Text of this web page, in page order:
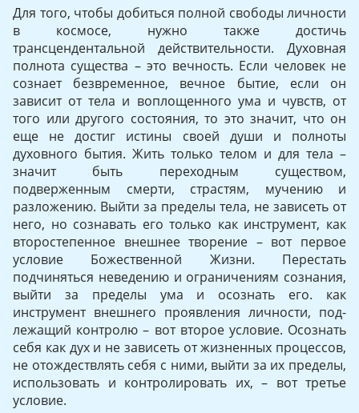
Для того, чтобы добиться полной свободы личности
в космосе, нужно также достичь
трансцендентальной действительности. Ду­ховная
полнота существа – это вечность. Если человек не
созна­ет безвременное, вечное бытие, если он
зависит от тела и вопло­щенного ума и чувств, от
того или другого состояния, то это зна­чит, что он
еще не достиг истины своей души и полноты
духовного бытия. Жить только телом и для тела –
значит быть переходным су­ществом,
подверженным смерти, страстям, мучению и
разложе­нию. Выйти за пределы тела, не зависеть от
него, но сознавать его только как инструмент, как
второстепенное внешнее творение – вот первое
условие Божественной Жизни. Перестать
подчиняться неведению и ограничениям сознания,
выйти за пределы ума и осознать его. как
инструмент внешнего проявления личности, под­
лежащий контролю – вот второе условие. Осознать
себя как дух и не зависеть от жизненных процессов,
не отождествлять себя с ними, выйти за их пределы,
использовать и контролировать их, – вот третье
условие.